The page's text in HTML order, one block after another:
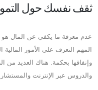
ثقف نفسك حول
عدم معرفة ما يكفي عن المال
المهم التعرف على الأمور
وإنفاقها بحكمة. هناك العديد من
والدروس عبر الإنترنت